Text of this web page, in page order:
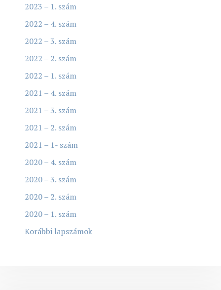
2023 – 1. szám
2022 – 4. szám
2022 – 3. szám
2022 – 2. szám
2022 – 1. szám
2021 – 4. szám
2021 – 3. szám
2021 – 2. szám
2021 – 1- szám
2020 – 4. szám
2020 – 3. szám
2020 – 2. szám
2020 – 1. szám
Korábbi lapszámok